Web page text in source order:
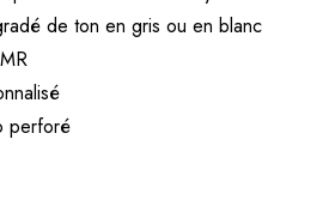
de ton en gris ou en blanc
perforé